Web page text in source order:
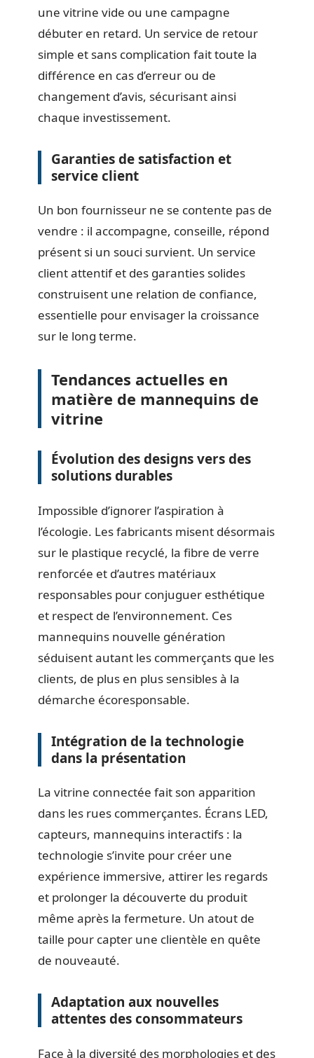
une vitrine vide ou une campagne
débuter en retard. Un service de retour
simple et sans complication fait toute la
différence en cas d’erreur ou de
changement d’avis, sécurisant ainsi
chaque investissement.
Garanties de satisfaction et
service client
Un bon fournisseur ne se contente pas de
vendre : il accompagne, conseille, répond
présent si un souci survient. Un service
client attentif et des garanties solides
construisent une relation de confiance,
essentielle pour envisager la croissance
sur le long terme.
Tendances actuelles en
matière de mannequins de
vitrine
Évolution des designs vers des
solutions durables
Impossible d’ignorer l’aspiration à
l’écologie. Les fabricants misent désormais
sur le plastique recyclé, la fibre de verre
renforcée et d’autres matériaux
responsables pour conjuguer esthétique
et respect de l’environnement. Ces
mannequins nouvelle génération
séduisent autant les commerçants que les
clients, de plus en plus sensibles à la
démarche écoresponsable.
Intégration de la technologie
dans la présentation
La vitrine connectée fait son apparition
dans les rues commerçantes. Écrans LED,
capteurs, mannequins interactifs : la
technologie s’invite pour créer une
expérience immersive, attirer les regards
et prolonger la découverte du produit
même après la fermeture. Un atout de
taille pour capter une clientèle en quête
de nouveauté.
Adaptation aux nouvelles
attentes des consommateurs
Face à la diversité des morphologies et des